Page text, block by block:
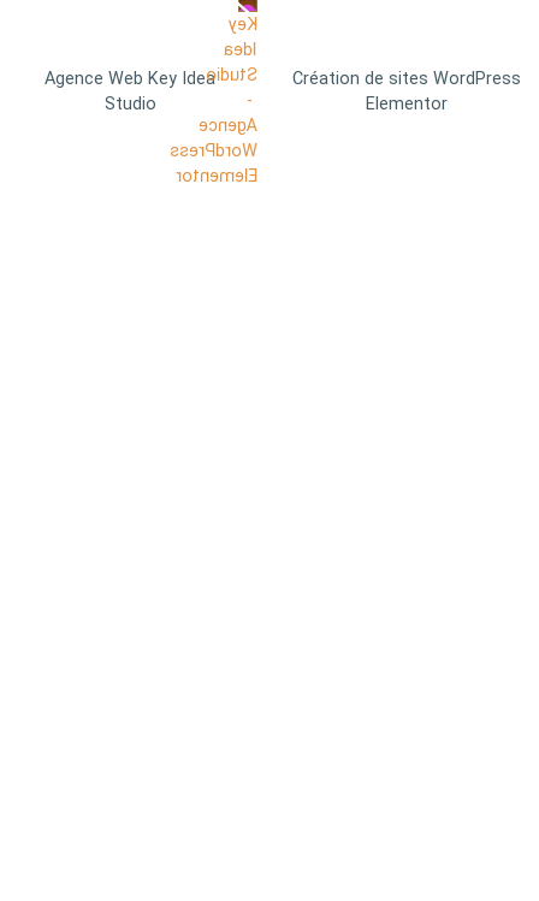
Agence Web Key Idea
Studio
Création de sites WordPress
Elementor